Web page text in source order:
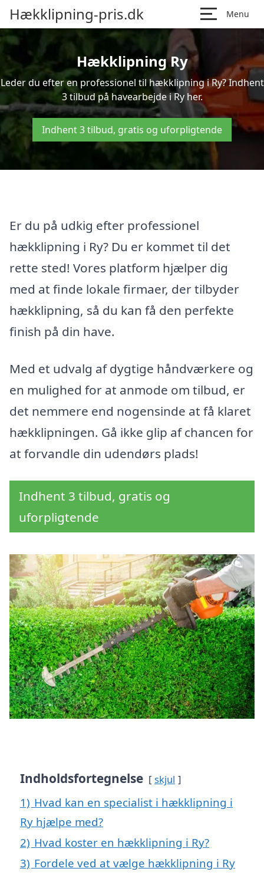
Hækklipning-pris.dk Menu
Hækklipning Ry
Leder du efter en professionel til hækklipning i Ry? Indhent
3 tilbud på havearbejde i Ry her.
Indhent 3 tilbud, gratis og uforpligtende
Er du på udkig efter professionel
hækklipning i Ry? Du er kommet til det
rette sted! Vores platform hjælper dig
med at finde lokale firmaer, der tilbyder
hækklipning, så du kan få den perfekte
finish på din have.
Med et udvalg af dygtige håndværkere og
en mulighed for at anmode om tilbud, er
det nemmere end nogensinde at få klaret
hækklipningen. Gå ikke glip af chancen for
at forvandle din udendørs plads!
Indhent 3 tilbud, gratis og
uforpligtende
Indholdsfortegnelse skjul
1) Hvad kan en specialist i hækklipning i
Ry hjælpe med?
2) Hvad koster en hækklipning i Ry?
3) Fordele ved at vælge hækklipning i Ry